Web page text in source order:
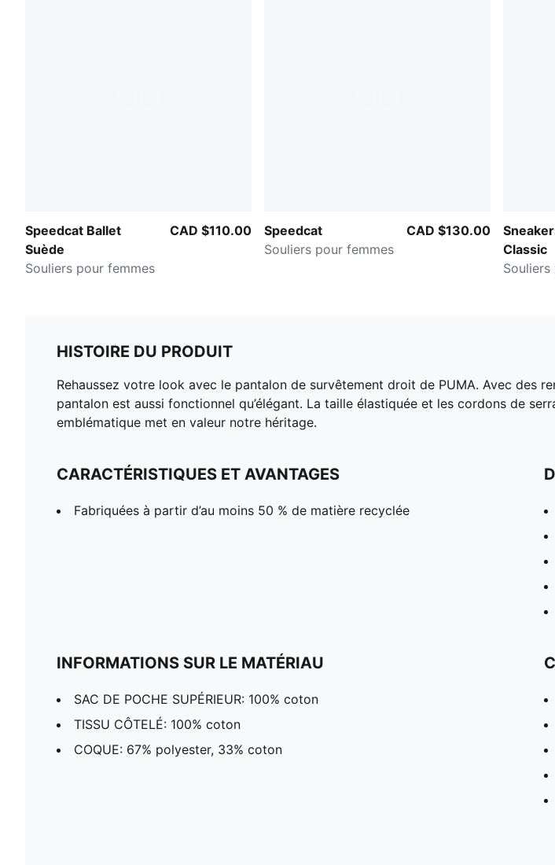
Speedcat Ballet
Suède
Souliers pour femmes
CAD $110.00
Speedcat
Souliers pour femmes
CAD $130.00
Classic
HISTOIRE DU PRODUIT
Rehaussez votre look avec le pantalon de survêtement droit de PUMA. Avec des
pantalon est aussi fonctionnel qu’élégant. La taille élastiquée et les cordons de
emblématique met en valeur notre héritage.
CARACTÉRISTIQUES ET AVANTAGES
Fabriquées à partir d’au moins 50 % de matière recyclée
INFORMATIONS SUR LE MATÉRIAU
SAC DE POCHE SUPÉRIEUR: 100% coton
TISSU CÔTELÉ: 100% coton
COQUE: 67% polyester, 33% coton